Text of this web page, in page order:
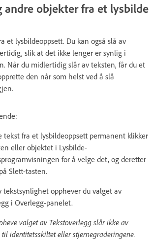
andre objekter fra et lysbilde
et lysbildeoppsett. Du kan også slå av
slik at det ikke lenger er synlig i
Når du midlertidig slår av teksten, får du et
den når som helst ved å slå
tekst fra et lysbildeoppsett permanent klikker
eller objektet i Lysbilde-
for å velge det, og deretter
Slett-tasten.
tekstsynlighet opphever du valget av
i Overlegg-panelet.
valget av Tekstoverlegg slår ikke av
identitetsskiltet eller stjernegraderingene.